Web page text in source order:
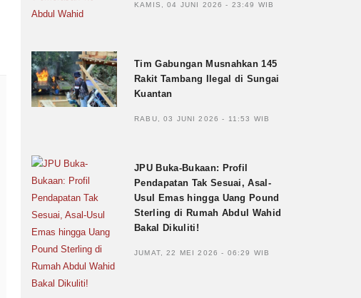
KAMIS, 04 JUNI 2026 - 23:49 WIB
Tim Gabungan Musnahkan 145
Rakit Tambang Ilegal di Sungai
Kuantan
RABU, 03 JUNI 2026 - 11:53 WIB
JPU Buka-Bukaan: Profil
Pendapatan Tak Sesuai, Asal-
Usul Emas hingga Uang Pound
Sterling di Rumah Abdul Wahid
Bakal Dikuliti!
JUMAT, 22 MEI 2026 - 06:29 WIB